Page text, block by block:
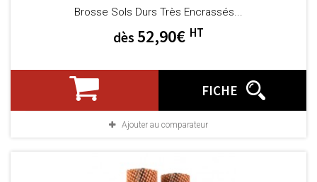
Brosse Sols Durs Très Encrassés...
dès 52,90€ HT
FICHE
Ajouter au comparateur